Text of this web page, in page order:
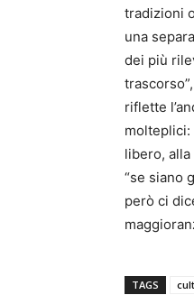
tradizioni
una
dei più
riflette
molteplici:
libero,
“se siano
però ci
TAGS